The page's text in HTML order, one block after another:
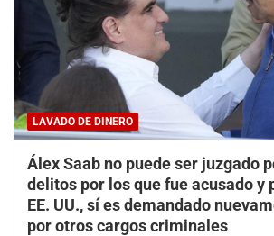
LAVADO DE DINERO
Álex Saab no puede ser juzgado
delitos por los que fue acusado y
EE. UU., sí es demandado
por otros cargos criminales